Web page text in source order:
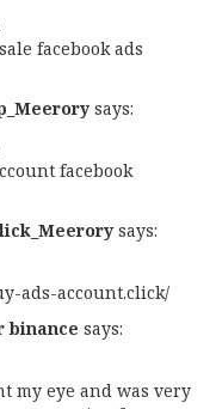
facebook ads
says:
facebook
says:
ads-account.click/
says:
my eye and was very